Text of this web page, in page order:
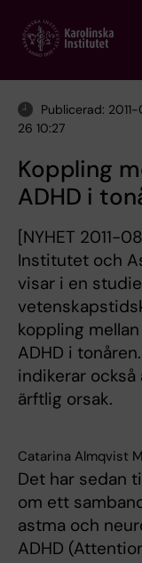
main
Publicerad:
26 10:27
Koppling
ADHD i
[NYHET 2011-
Institutet och
visar i en
koppling
ADHD i
indikerar
ärftlig orsak.
Catarina Almqvist
Det har sedan
om ett
astma och
ADHD